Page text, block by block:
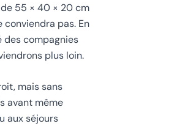
55 × 40 × 20 cm
pas. En
des compagnies
plus loin.
mais sans
avant même
aux séjours